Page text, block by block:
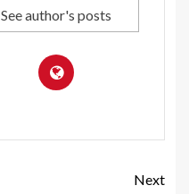
See author's posts
Next